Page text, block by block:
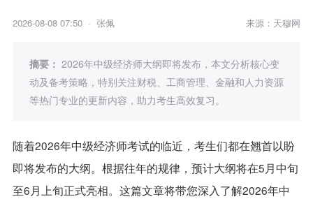
2026-08-08 07:50 · 张佩 来源：天穆网
摘要： 2026年中级经济师大纲即将发布，本文分析核心变
动及备考策略，特别关注财税、工商管理、金融和人力资源
等热门专业的更新内容，助力考生高效复习。
随着2026年中级经济师考试的临近，考生们都在翘首以盼
即将发布的大纲。根据往年的规律，预计大纲将在5月中旬
至6月上旬正式亮相。这篇文章将带您深入了解2026年中